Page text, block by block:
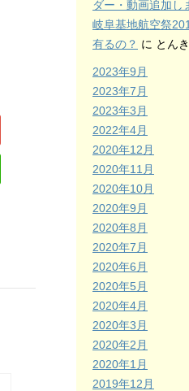
ダー・動画追加し
岐阜基地航空祭
有るの？ に とん
2023年9月
2023年7月
2023年3月
2022年4月
2020年12月
2020年11月
2020年10月
2020年9月
2020年8月
2020年7月
2020年6月
2020年5月
2020年4月
2020年3月
2020年2月
2020年1月
2019年12月